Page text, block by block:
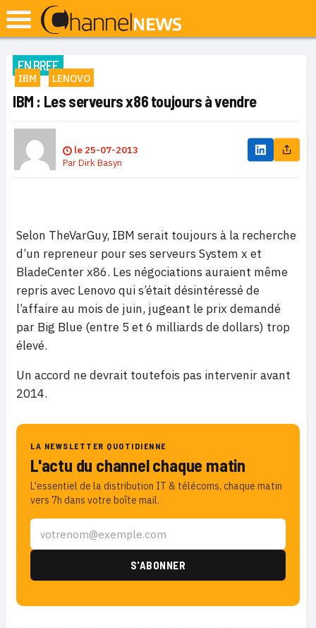
EN BREF
IBM LENOVO
IBM : Les serveurs x86 toujours à vendre
le 25-07-2013
ParDirk Basyn
Selon TheVarGuy, IBM serait toujours à la recherche
d’un repreneur pour ses serveurs System x et
BladeCenter x86. Les négociations auraient même
repris avec Lenovo qui s’était désintéressé de
l’affaire au mois de juin, jugeant le prix demandé
par Big Blue (entre 5 et 6 milliards de dollars) trop
élevé.
Un accord ne devrait toutefois pas intervenir avant
2014.
LA NEWSLETTER QUOTIDIENNE
L'actu du channel chaque matin
L'essentiel de la distribution IT & télécoms, chaque matin
vers 7h dans votre boîte mail.